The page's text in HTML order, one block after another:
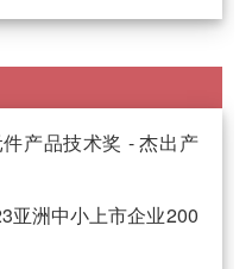
产品技术奖 - 杰出产
亚洲中小上市企业200